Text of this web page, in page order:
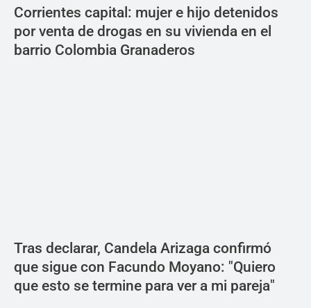
Corrientes capital: mujer e hijo detenidos
por venta de drogas en su vivienda en el
barrio Colombia Granaderos
Tras declarar, Candela Arizaga confirmó
que sigue con Facundo Moyano: "Quiero
que esto se termine para ver a mi pareja"